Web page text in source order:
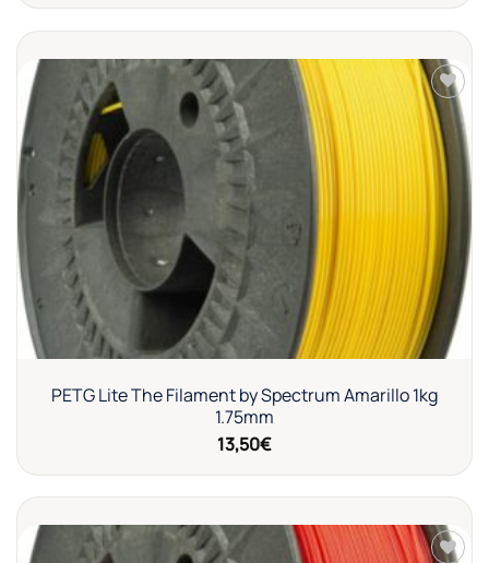
Añadir
a la
lista de
deseos
PETG Lite The Filament by Spectrum Amarillo 1kg
1.75mm
13,50€